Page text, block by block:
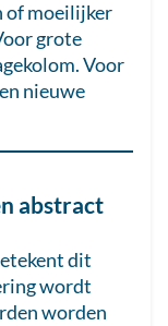
of moeilijker
grote
Voor
nieuwe
abstract
dit
wordt
worden